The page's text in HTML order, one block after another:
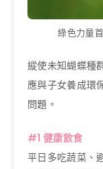
綠色力量
縱使未知蝴蝶種
應與子女養成環
問題。
#1 健康飲食
平日多吃蔬菜、